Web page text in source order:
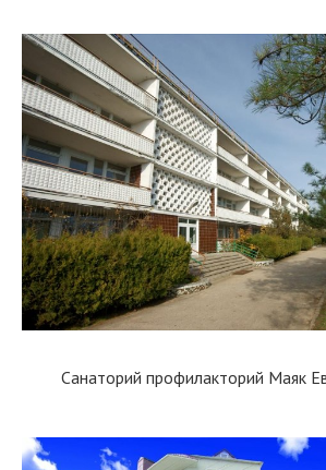
Санаторий профилакторий Маяк